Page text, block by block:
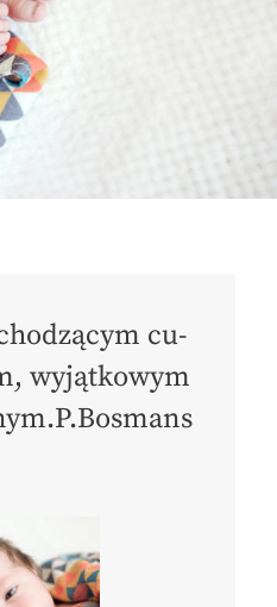
cu­
wyjątko­wym